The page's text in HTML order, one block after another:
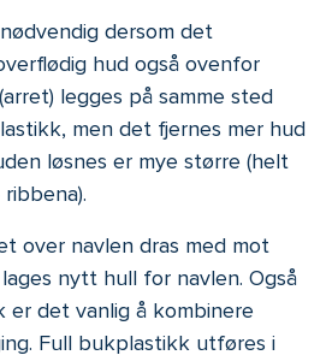
dersom det
hud også ovenfor
legges på samme sted
men det fjernes mer hud
løsnes er mye større (helt
over navlen dras med mot
nytt hull for navlen. Også
det vanlig å kombinere
Full bukplastikk utføres i